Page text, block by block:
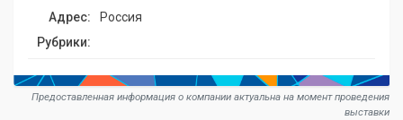
Адрес:
Россия
Рубрики:
Предоставленная информация о компании актуальна на момент проведения
выставки